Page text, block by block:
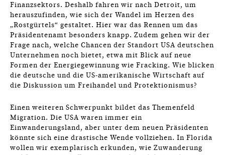
Finanzsektors. Deshalb fahren wir nach Detroit, um
herauszufinden, wie sich der Wandel im Herzen des
„Rostgürtels“ gestaltet. Hier war das Rennen um das
Präsidentenamt besonders knapp. Zudem gehen wir der
Frage nach, welche Chancen der Standort USA deutschen
Unternehmen noch bietet, etwa mit Blick auf neue
Formen der Energiegewinnung wie Fracking. Wie blicken
die deutsche und die US-amerikanische Wirtschaft auf
die Diskussion um Freihandel und Protektionismus?
Einen weiteren Schwerpunkt bildet das Themenfeld
Migration. Die USA waren immer ein
Einwanderungsland, aber unter dem neuen Präsidenten
könnte sich eine drastische Wende vollziehen. In Florida
wollen wir exemplarisch erkunden, wie Zuwanderung